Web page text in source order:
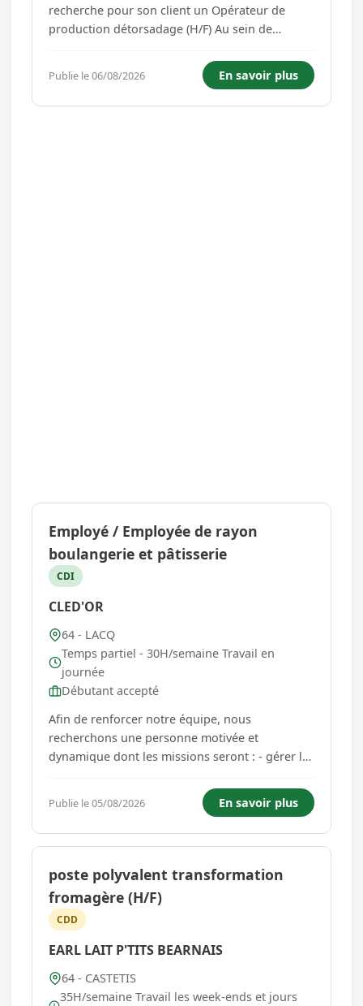
recherche pour son client un Opérateur de
production détorsadage (H/F) Au sein de
fabrication des bobines de fibre carbone afin
d'éliminer mécaniquement la torsion du fil : -
Alimenter les bobinoirs - Effectuer ...
Publie le 06/08/2026 En savoir plus
Employé / Employée de rayon
boulangerie et pâtisserie
CDI
CLED'OR
64 - LACQ
Temps partiel - 30H/semaine Travail en
journée
Débutant accepté
Afin de renforcer notre équipe, nous
recherchons une personne motivée et
dynamique dont les missions seront : - gérer la
des sandwichs, mise en rayon... - accueil et
service aux clients, - encaissement - nettoyage
de la zone de travail Vous trava...
Publie le 05/08/2026 En savoir plus
poste polyvalent transformation
fromagère (H/F)
CDD
EARL LAIT P'TITS BEARNAIS
64 - CASTETIS
35H/semaine Travail les week-ends et jours